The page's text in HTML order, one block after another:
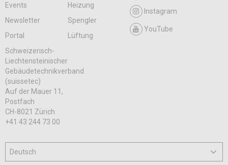
Events
Heizung
Newsletter
Spengler
Portal
Lüftung
Instagram
YouTube
Schweizerisch-
Liechtensteinischer
Gebäudetechnikverband
(suissetec)
Auf der Mauer 11,
Postfach
CH-8021 Zürich
+41 43 244 73 00